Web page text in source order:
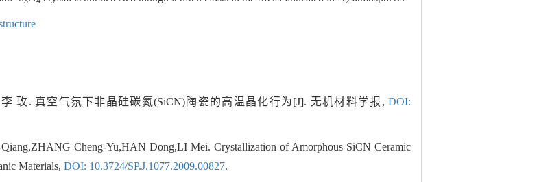
玫. 真空气氛下非晶硅碳氮(SiCN)陶瓷的高温晶化行为[J]. 无机材料学报, DOI:
Cheng-Yu,HAN Dong,LI Mei. Crystallization of Amorphous SiCN Ceramic
Materials, DOI: 10.3724/SP.J.1077.2009.00827.